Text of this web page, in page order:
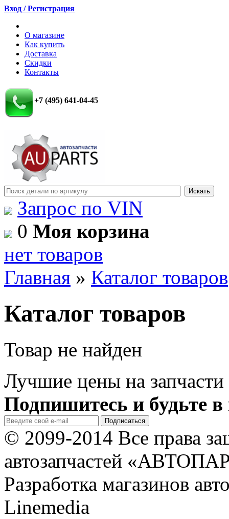
Вход / Регистрация
О магазине
Как купить
Доставка
Скидки
Контакты
+7 (495) 641-04-45
Запрос по VIN
0 Моя корзина
нет товаров
Главная » Каталог товаров
Каталог товаров
Товар не найден
Лучшие цены на запчасти
Подпишитесь и будьте в
© 2099-2014 Все права
автозапчастей
Разработка магазинов
Linemedia